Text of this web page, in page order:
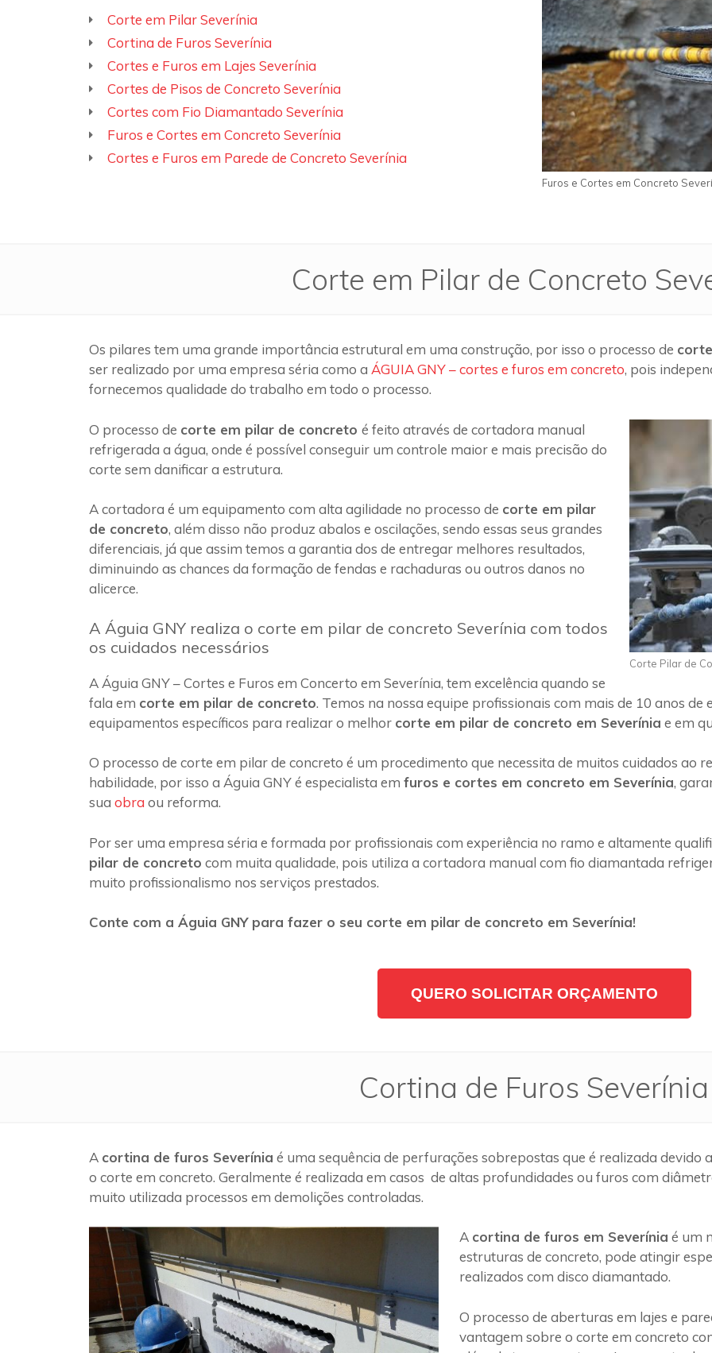
Corte em Pilar Severínia
Cortina de Furos Severínia
Cortes e Furos em Lajes Severínia
Cortes de Pisos de Concreto Severínia
Cortes com Fio Diamantado Severínia
Furos e Cortes em Concreto Severínia
Cortes e Furos em Parede de Concreto Severínia
Furos e Cortes em Concreto
Corte em Pilar de Concreto
Os pilares tem uma grande importância estrutural em uma construção, por isso o processo de
ser realizado por uma empresa séria como a ÁGUIA GNY – cortes e furos em concreto, pois
fornecemos qualidade do trabalho em todo o processo.
Corte Pilar de
O processo de corte em pilar de concreto é feito através de cortadora manual
refrigerada a água, onde é possível conseguir um controle maior e mais precisão do
corte sem danificar a estrutura.
A cortadora é um equipamento com alta agilidade no processo de corte em pilar
de concreto, além disso não produz abalos e oscilações, sendo essas seus grandes
diferenciais, já que assim temos a garantia dos de entregar melhores resultados,
diminuindo as chances da formação de fendas e rachaduras ou outros danos no
alicerce.
A Águia GNY realiza o corte em pilar de concreto Severínia com todos
os cuidados necessários
A Águia GNY – Cortes e Furos em Concerto em Severínia, tem excelência quando se
fala em corte em pilar de concreto. Temos na nossa equipe profissionais com mais de 10 anos
equipamentos específicos para realizar o melhor corte em pilar de concreto em Severínia e em
O processo de corte em pilar de concreto é um procedimento que necessita de muitos cuidados ao
habilidade, por isso a Águia GNY é especialista em furos e cortes em concreto em Severínia,
sua obra ou reforma.
Por ser uma empresa séria e formada por profissionais com experiência no ramo e altamente
pilar de concreto com muita qualidade, pois utiliza a cortadora manual com fio diamantada
muito profissionalismo nos serviços prestados.
Conte com a Águia GNY para fazer o seu corte em pilar de concreto em Severínia!
QUERO SOLICITAR ORÇAMENTO
Cortina de Furos Severínia
A cortina de furos Severínia é uma sequência de perfurações sobrepostas que é realizada
o corte em concreto. Geralmente é realizada em casos de altas profundidades ou furos com
muito utilizada processos em demolições controladas.
A cortina de furos em Severínia é um
estruturas de concreto, pode atingir
realizados com disco diamantado.
O processo de aberturas em lajes e
vantagem sobre o corte em concreto